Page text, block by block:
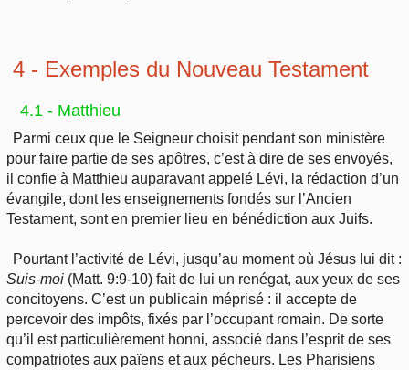
4 - Exemples du Nouveau Testament
4.1 - Matthieu
Parmi ceux que le Seigneur choisit pendant son ministère
pour faire partie de ses apôtres, c’est à dire de ses envoyés,
il confie à Matthieu auparavant appelé Lévi, la rédaction d’un
évangile, dont les enseignements fondés sur l’Ancien
Testament, sont en premier lieu en bénédiction aux Juifs.
Pourtant l’activité de Lévi, jusqu’au moment où Jésus lui dit :
Suis-moi (Matt. 9:9-10) fait de lui un renégat, aux yeux de ses
concitoyens. C’est un publicain méprisé : il accepte de
percevoir des impôts, fixés par l’occupant romain. De sorte
qu’il est particulièrement honni, associé dans l’esprit de ses
compatriotes aux païens et aux pécheurs. Les Pharisiens